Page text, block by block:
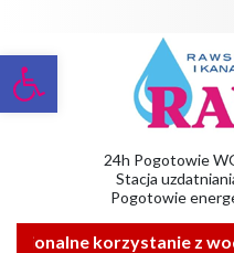
Otwórz pasek
24h Pogotowie
Stacja
Pogotowie
korzystanie z